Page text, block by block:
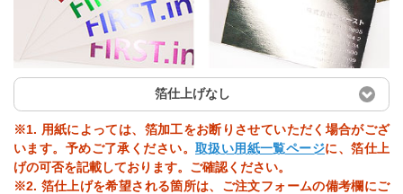
箔仕上げなし
※1. 用紙によっては、箔加工をお断りさせていただく場合がござ
います。予めご了承ください。 取扱い用紙一覧ページに、箔仕上
げの可否を記載しております。ご確認ください。
※2. 箔仕上げを希望される箇所は、ご注文フォームの備考欄にご